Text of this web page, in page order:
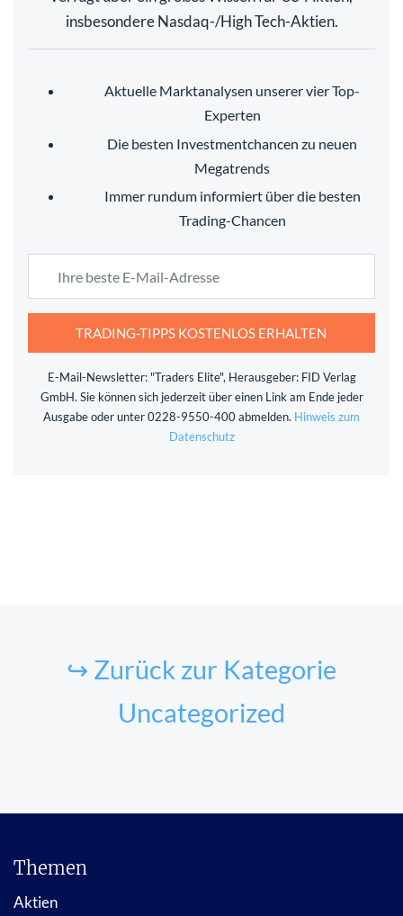
insbesondere Nasdaq-/High Tech-Aktien.
Aktuelle Marktanalysen unserer vier Top-
Experten
Die besten Investmentchancen zu neuen
Megatrends
Immer rundum informiert über die besten
Trading-Chancen
TRADING-TIPPS KOSTENLOS ERHALTEN
E-Mail-Newsletter: "Traders Elite", Herausgeber: FID Verlag
GmbH. Sie können sich jederzeit über einen Link am Ende jeder
Ausgabe oder unter 0228-9550-400 abmelden. Hinweis zum
Datenschutz
↪ Zurück zur Kategorie
Uncategorized
Themen
Aktien